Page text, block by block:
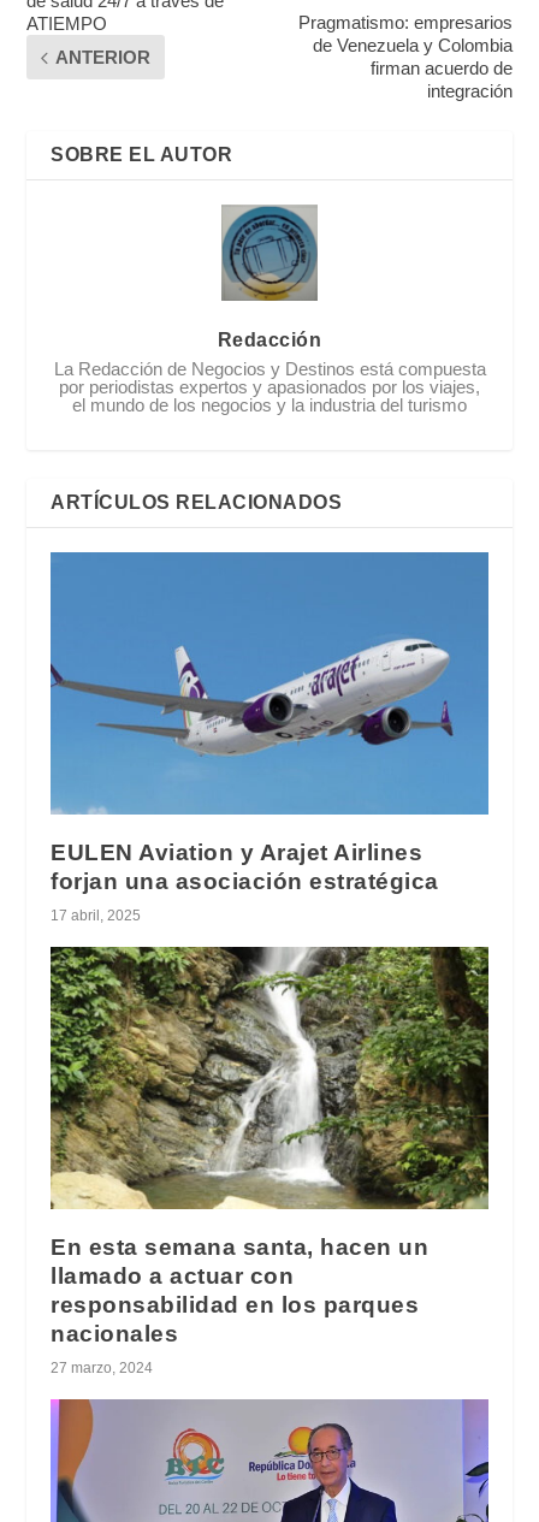
ATIEMPO
ANTERIOR
Pragmatismo: empresarios
de Venezuela y Colombia
firman acuerdo de
integración
SOBRE EL AUTOR
Redacción
La Redacción de Negocios y Destinos está compuesta
por periodistas expertos y apasionados por los viajes,
el mundo de los negocios y la industria del turismo
ARTÍCULOS RELACIONADOS
EULEN Aviation y Arajet Airlines
forjan una asociación estratégica
17 abril, 2025
En esta semana santa, hacen un
llamado a actuar con
responsabilidad en los parques
nacionales
27 marzo, 2024